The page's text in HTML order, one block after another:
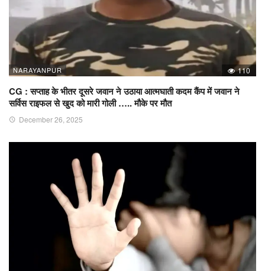
NARAYANPUR 110
CG : सप्ताह के भीतर दूसरे जवान ने उठाया आत्मघाती कदम कैंप में जवान ने
सर्विस राइफल से खुद को मारी गोली ….. मौके पर मौत
December 26, 2025